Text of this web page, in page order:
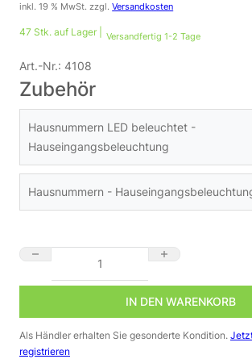
inkl. 19 % MwSt. zzgl.Versandkosten
47 Stk. auf Lager | Versandfertig 1-2 Tage
Art.-Nr.: 4108
Zubehör
Hausnummern LED beleuchtet -
Hauseingangsbeleuchtung
15cm Hausnummer
Hausnummern -
Hausnummer Edelstahl 8 Menge
IN DEN WARENKORB
Als Händler erhalten Sie gesonderte Kondition.
registrieren